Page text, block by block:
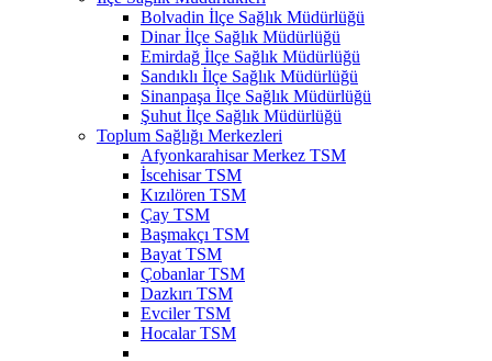
Bolvadin İlçe Sağlık Müdürlüğü
Dinar İlçe Sağlık Müdürlüğü
Emirdağ İlçe Sağlık Müdürlüğü
Sandıklı İlçe Sağlık Müdürlüğü
Sinanpaşa İlçe Sağlık Müdürlüğü
Şuhut İlçe Sağlık Müdürlüğü
Toplum Sağlığı Merkezleri
Afyonkarahisar Merkez TSM
İscehisar TSM
Kızılören TSM
Çay TSM
Başmakçı TSM
Bayat TSM
Çobanlar TSM
Dazkırı TSM
Evciler TSM
Hocalar TSM